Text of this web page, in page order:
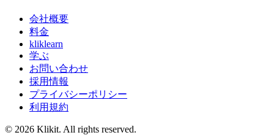
会社概要
料金
kliklearn
学ぶ
お問い合わせ
採用情報
プライバシーポリシー
利用規約
© 2026 Klikit. All rights reserved.